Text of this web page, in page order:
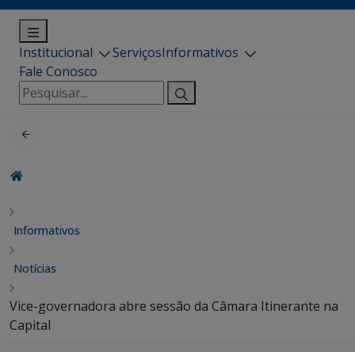
Institucional ServiçosInformativos
Fale Conosco
Pesquisar
por:
Informativos
Notícias
Vice-governadora abre sessão da Câmara Itinerante na
Capital